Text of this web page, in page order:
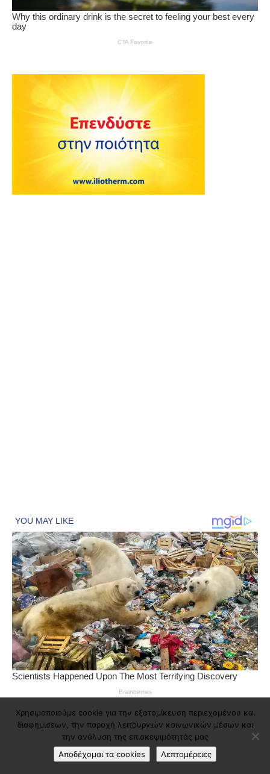
Χρησιμοποιούμε cookie για την εξατομίκευση περιεχομένου και
διαφημίσεων, την παροχή λειτουργιών κοινωνικών μέσων και
την ανάλυση της επισκεψιμότητάς μας
Αποδέχομαι τα cookies
Λεπτομέρειες